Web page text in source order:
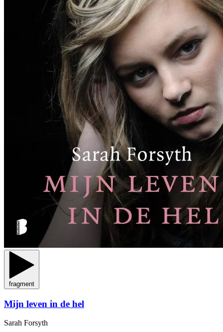
fragment
Mijn leven in de hel
Sarah Forsyth